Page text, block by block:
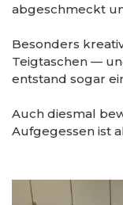
abgeschmeckt
Besonders
Teigtaschen —
entstand sogar
Auch diesmal
Aufgegessen ist